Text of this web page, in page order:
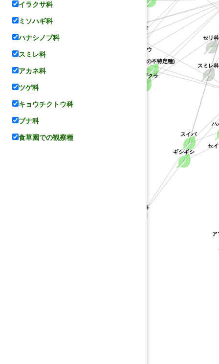
マメ科
メドハギ
カラスノエンドウ
タデ科
スイバ
ギシギシ
バラ科
セリ
ア
セ
ハ
シバザクラ
スミレ科
(ハギ属の不特定種)
イラクサ科
ミソハギ科
ハナシノブ科
スミレ科
アカネ科
ツゲ科
キョウチクトウ科
ブナ科
食草園での観察種